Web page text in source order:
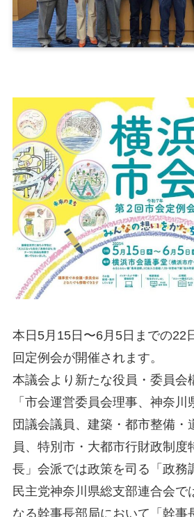
本日5月15日〜6月5日までの22
回定例会が開催されます。
本議会より新たな役員・委員会
「市会運営委員会理事、神奈
団議会議員、建築・都市整備・
員、特別市・大都市行財政制度
長」会派では政策を司る「政務
民主党神奈川県総支部連合会で
なる幹事長部局において「幹事